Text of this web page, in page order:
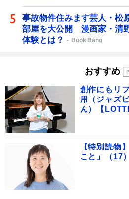
事故物件住みます芸人・松
部屋を大公開 漫画家・清
体験とは？
Book Bang
おすすめ
創作にもリ
用（ジャズ
ん）【
【特別読物
こと」（17